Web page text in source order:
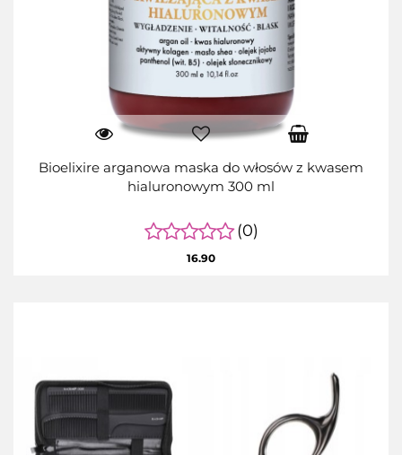
Bioelixire arganowa maska do włosów z kwasem
hialuronowym 300 ml
(0)
16.90